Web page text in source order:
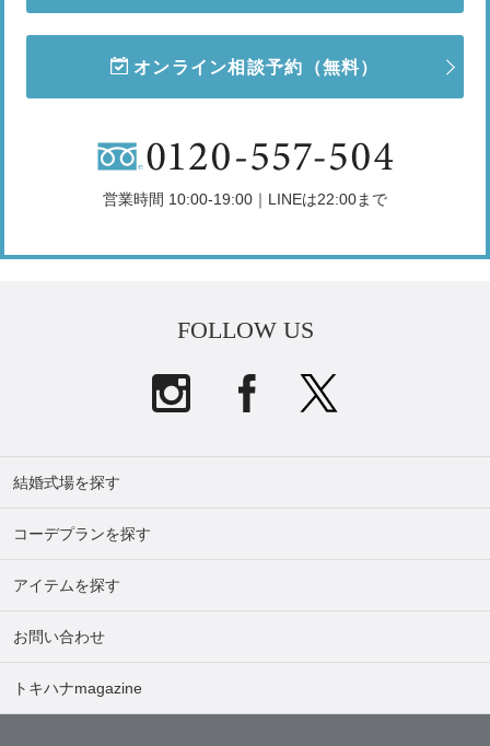
オンライン相談予約 （無料）
営業時間 10:00-19:00｜LINEは22:00まで
FOLLOW US
結婚式場を探す
コーデプランを探す
アイテムを探す
お問い合わせ
トキハナmagazine